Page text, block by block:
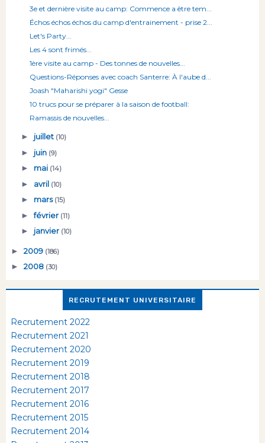
3e et dernière visite au camp: Commence a être tem...
Échos échos échos du camp d'entrainement - prise 2...
Let's Party...
Les 4 sont frimés...
1ère visite au camp - Des tonnes de nouvelles...
Questions-Réponses avec coach Santerre: À l'aube d...
Joash "Maharishi yogi" Gesse
10 trucs pour se préparer à la saison de football:
Ramassis de nouvelles...
► juillet (10)
► juin (9)
► mai (14)
► avril (10)
► mars (15)
►février (11)
► janvier (10)
► 2009 (186)
► 2008 (30)
RECRUTEMENT UNIVERSITAIRE
Recrutement 2022
Recrutement 2021
Recrutement 2020
Recrutement 2019
Recrutement 2018
Recrutement 2017
Recrutement 2016
Recrutement 2015
Recrutement 2014